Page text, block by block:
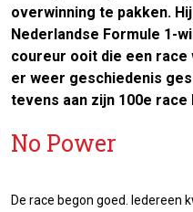
overwinning te pakken.
Nederlandse Formule 1-
coureur ooit die een race
er weer geschiedenis
tevens aan zijn 100e race
No Power
De race begon goed. Iedereen